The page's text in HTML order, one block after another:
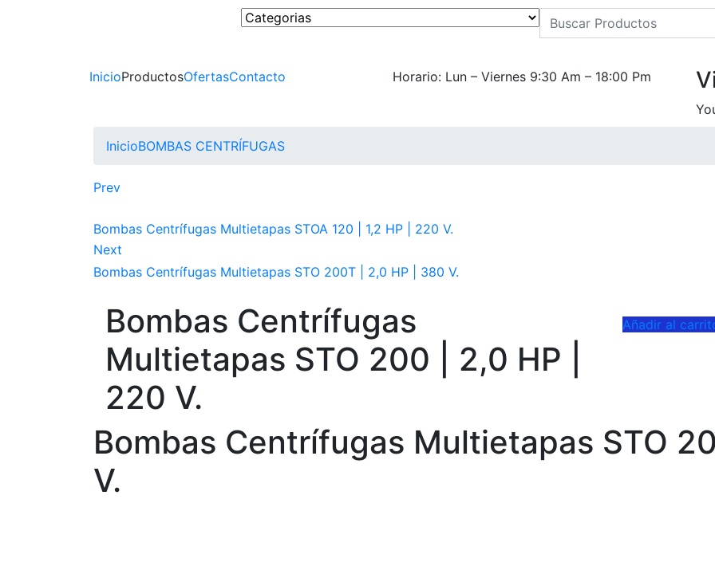
InicioProductosOfertasContacto Horario: Lun – Viernes 9:30 Am – 18:00 Pm
InicioBOMBAS CENTRÍFUGAS
Prev
Bombas Centrífugas Multietapas STOA 120 | 1,2 HP | 220 V.
Next
Bombas Centrífugas Multietapas STO 200T | 2,0 HP | 380 V.
Bombas Centrífugas
Multietapas STO 200 | 2,0 HP |
220 V.
Añadir al
Bombas Centrífugas Multietapas STO
V.